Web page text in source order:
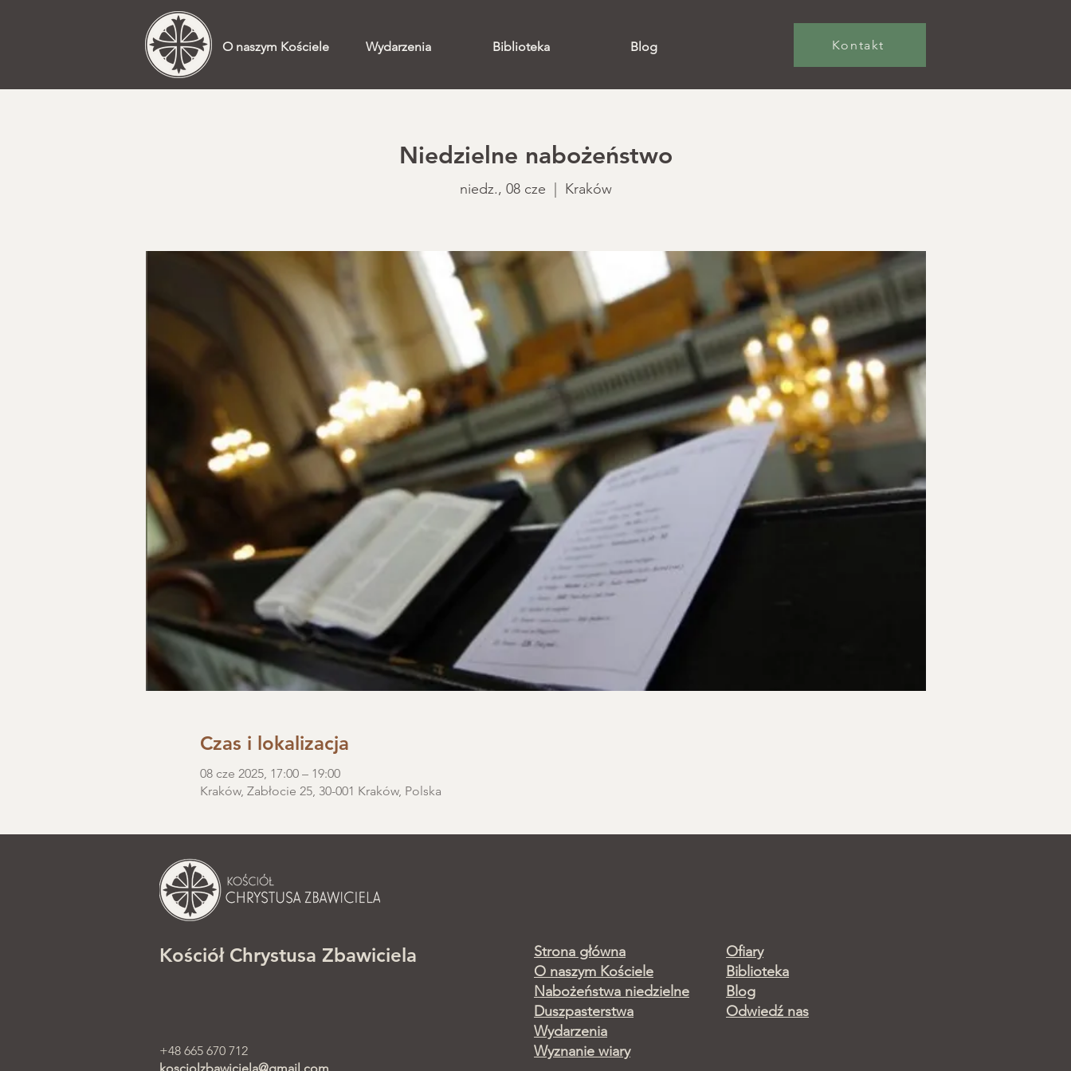
O naszym Kościele Wydarzenia Biblioteka Blog Kontakt
Niedzielne nabożeństwo
niedz., 08 cze Kraków
Czas i lokalizacja
08 cze 2025, 17:00 – 19:00
Kraków, Zabłocie 25, 30-001 Kraków, Polska
Kościół Chrystusa Zbawiciela
+48 665 670 712
Strona główna
O naszym Kościele
Nabożeństwa niedzielne
Duszpasterstwa
Wydarzenia
Wyznanie wiary
Ofiary
Biblioteka
Blog
Odwiedź nas